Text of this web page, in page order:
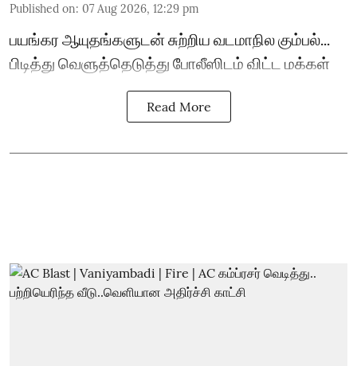
Published on: 07 Aug 2026, 12:29 pm
பயங்கர ஆயுதங்களுடன் சுற்றிய வடமாநில கும்பல்...
பிடித்து வெளுத்தெடுத்து போலீஸிடம் விட்ட மக்கள்
Read More